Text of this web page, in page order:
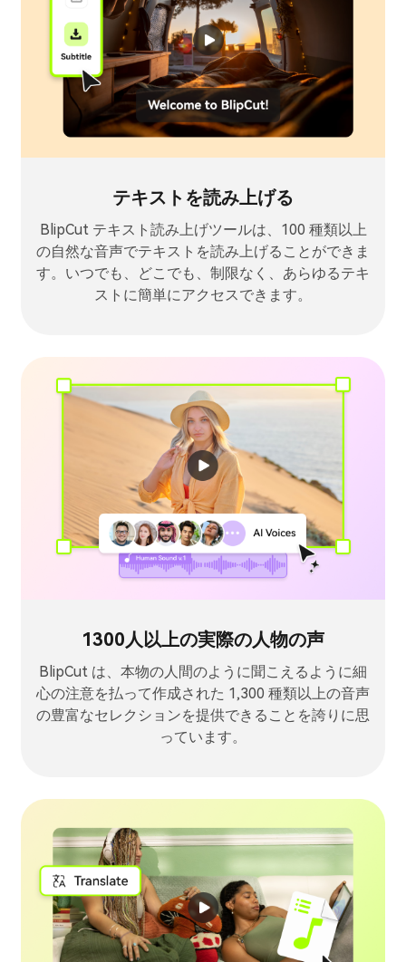
テキストを読み上げる
BlipCut テキスト読み上げツールは、100 種類以上
の自然な音声でテキストを読み上げることができま
す。いつでも、どこでも、制限なく、あらゆるテキ
ストに簡単にアクセスできます。
1300人以上の実際の人物の声
BlipCut は、本物の人間のように聞こえるように細
心の注意を払って作成された 1,300 種類以上の音声
の豊富なセレクションを提供できることを誇りに思
っています。